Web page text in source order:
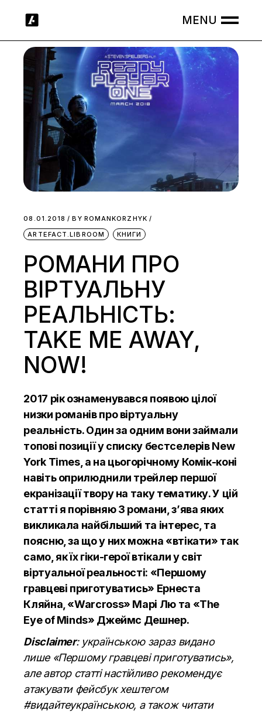
08.01.2018 BY ROMANKORZHYK
ARTEFACT.LIBROOM
КНИГИ
РОМАНИ ПРО
ВІРТУАЛЬНУ
РЕАЛЬНІСТЬ:
TAKE ME AWAY,
NOW!
2017 рік ознаменувався появою цілої
низки романів про віртуальну
реальність. Один за одним вони займали
топові позиції у списку бестселерів New
York Times, а на цьогорічному Комік-коні
навіть оприлюднили трейлер першої
екранізації твору на таку тематику. У цій
статті я порівняю 3 романи, з’ява яких
викликала найбільший та інтерес, та
поясню, за що у них можна «втікати» так
само, як їх гіки-герої втікали у світ
віртуальної реальності: «Першому
гравцеві приготуватись» Ернеста
Кляйна, «Warcross» Марі Лю та «The
Eye of Minds» Джеймс Дешнер.
Disclaimer: українською зараз видано
лише «Першому гравцеві приготуватись»,
але автор статті настійливо рекомендує
атакувати фейсбук хештегом
#видайтеукраїнською, а також читати